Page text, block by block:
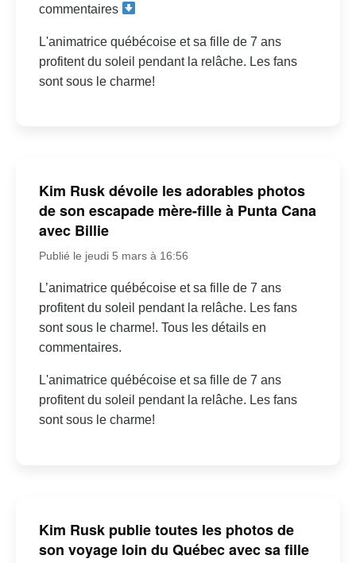
commentaires
L'animatrice québécoise et sa fille de 7 ans
profitent du soleil pendant la relâche. Les fans
sont sous le charme!
Kim Rusk dévoile les adorables photos
de son escapade mère-fille à Punta Cana
avec Billie
Publié le jeudi 5 mars à 16:56
L’animatrice québécoise et sa fille de 7 ans
profitent du soleil pendant la relâche. Les fans
sont sous le charme!. Tous les détails en
commentaires.
L'animatrice québécoise et sa fille de 7 ans
profitent du soleil pendant la relâche. Les fans
sont sous le charme!
Kim Rusk publie toutes les photos de
son voyage loin du Québec avec sa fille